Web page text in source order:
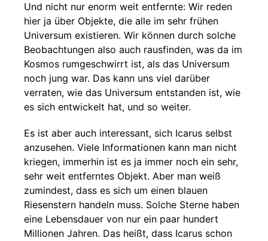
Und nicht nur enorm weit entfernte: Wir reden
hier ja über Objekte, die alle im sehr frühen
Universum existieren. Wir können durch solche
Beobachtungen also auch rausfinden, was da im
Kosmos rumgeschwirrt ist, als das Universum
noch jung war. Das kann uns viel darüber
verraten, wie das Universum entstanden ist, wie
es sich entwickelt hat, und so weiter.
Es ist aber auch interessant, sich Icarus selbst
anzusehen. Viele Informationen kann man nicht
kriegen, immerhin ist es ja immer noch ein sehr,
sehr weit entferntes Objekt. Aber man weiß
zumindest, dass es sich um einen blauen
Riesenstern handeln muss. Solche Sterne haben
eine Lebensdauer von nur ein paar hundert
Millionen Jahren. Das heißt, dass Icarus schon